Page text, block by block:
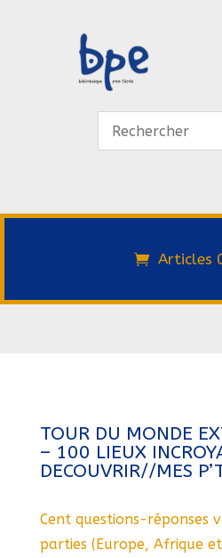
Articles
TOUR DU MONDE
– 100 LIEUX
DECOUVRIR//MES
Cent questions-réponses
parties (Europe, Afrique